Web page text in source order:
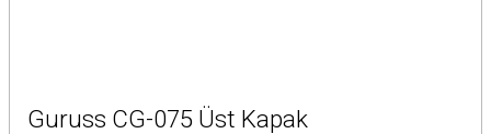
Guruss CG-075 Üst Kapak